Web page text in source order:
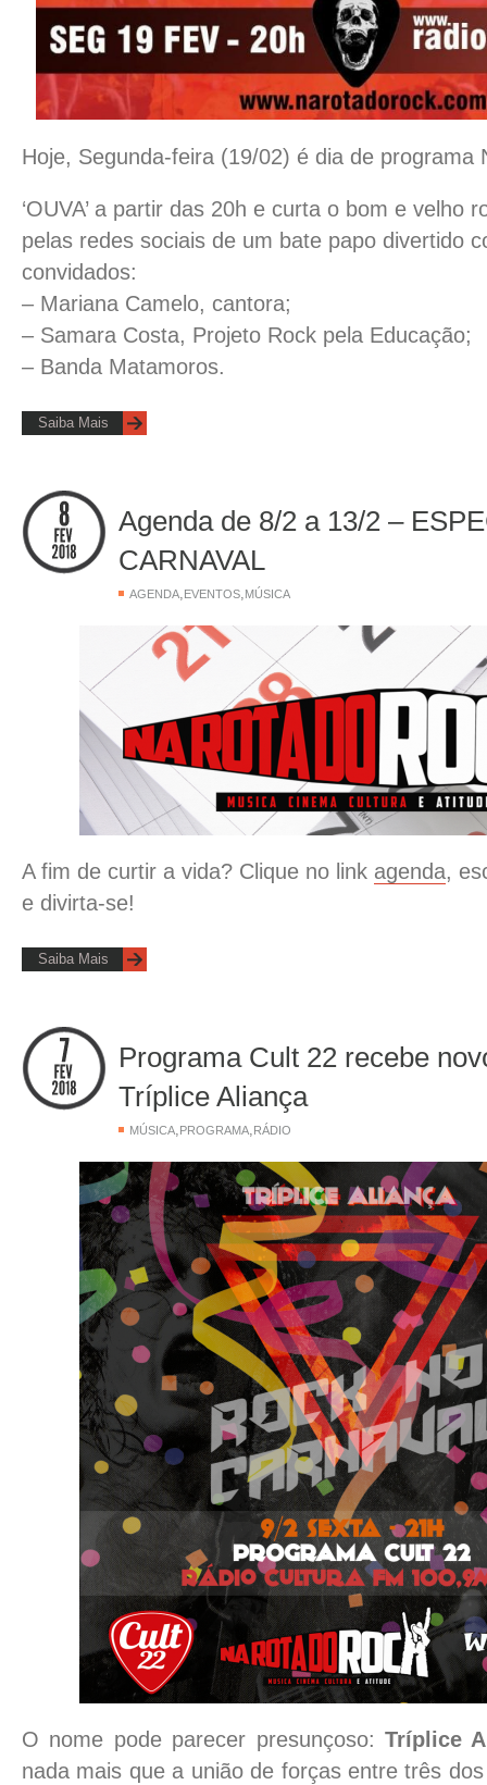
Hoje, Segunda-feira (19/02) é dia de
‘OUVA’ a partir das 20h e curta o bom e velho
pelas redes sociais de um bate papo divertido
convidados:
– Mariana Camelo, cantora;
– Samara Costa, Projeto Rock pela Educação;
– Banda Matamoros.
Saiba Mais
Agenda de 8/2 a 13/2 –
CARNAVAL
AGENDA EVENTOS MÚSICA
A fim de curtir a vida? Clique no link agenda,
e divirta-se!
Saiba Mais
Programa Cult 22 recebe
Tríplice Aliança
MÚSICA PROGRAMA RÁDIO
O nome pode parecer presunçoso: Tríplice
nada mais que a união de forças entre três